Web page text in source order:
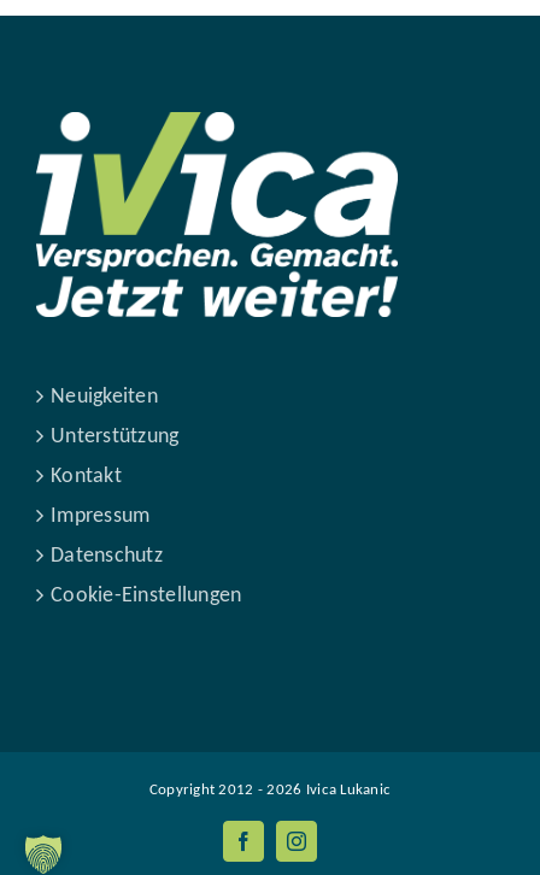
Neuigkeiten
Unterstützung
Kontakt
Impressum
Datenschutz
Cookie-Einstellungen
Copyright 2012 -2026 Ivica Lukanic
FacebookInstagram